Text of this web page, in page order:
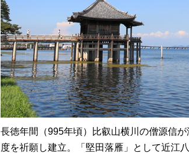
長徳年間（995年頃）比叡山横川の僧源信
度を祈願し建立。「堅田落雁」として近江